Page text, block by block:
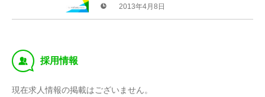
2013年4月8日
‰ 採用情報
現在求人情報の掲載はございません。